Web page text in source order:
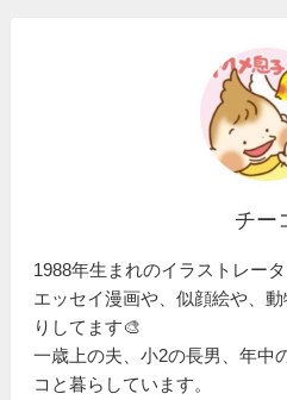
チー
1988年生まれのイラストレータ
エッセイ漫画や、似顔絵や、
りしてます🎨
一歳上の夫、小2の長男、年中
コと暮らしています。